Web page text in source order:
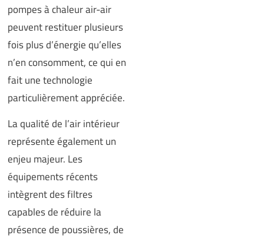
pompes à chaleur air-air
peuvent restituer plusieurs
fois plus d’énergie qu’elles
n’en consomment, ce qui en
fait une technologie
particulièrement appréciée.
La qualité de l’air intérieur
représente également un
enjeu majeur. Les
équipements récents
intègrent des filtres
capables de réduire la
présence de poussières, de